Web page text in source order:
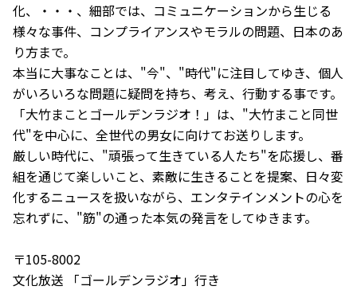
化、・・・、細部では、コミュニケーションから生じる
様々な事件、コンプライアンスやモラルの問題、日本のあ
り方まで。
本当に大事なことは、"今"、"時代"に注目してゆき、個人
がいろいろな問題に疑問を持ち、考え、行動する事です。
「大竹まことゴールデンラジオ！」は、"大竹まこと同世
代"を中心に、全世代の男女に向けてお送りします。
厳しい時代に、"頑張って生きている人たち"を応援し、番
組を通じて楽しいこと、素敵に生きることを提案、日々変
化するニュースを扱いながら、エンタテインメントの心を
忘れずに、"筋"の通った本気の発言をしてゆきます。
〒105-8002
文化放送 「ゴールデンラジオ」行き